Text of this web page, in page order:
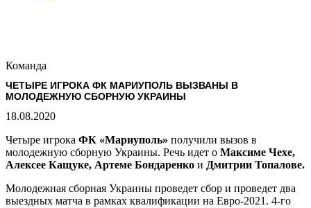
Команда
ЧЕТЫРЕ ИГРОКА ФК МАРИУПОЛЬ ВЫЗВАНЫ В
МОЛОДЕЖНУЮ СБОРНУЮ УКРАИНЫ
18.08.2020
Четыре игрока ФК «Мариуполь» получили вызов в
молодежную сборную Украины. Речь идет о Максиме Чехе,
Алексее Кащуке, Артеме Бондаренко и Дмитрии Топалове.
Молодежная сборная Украины проведет сбор и проведет два
выездных матча в рамках квалификации на Евро-2021. 4-го